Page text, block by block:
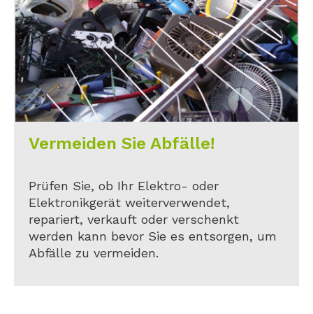
Vermeiden Sie Abfälle!
Prüfen Sie, ob Ihr Elektro- oder
Elektronikgerät weiterverwendet,
repariert, verkauft oder verschenkt
werden kann bevor Sie es entsorgen, um
Abfälle zu vermeiden.